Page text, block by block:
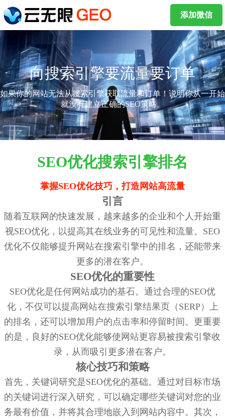
添加微信
向搜索引擎要流量要订单
如果你的网站无法从搜索引擎获取流量和订单！说明你从一开始
就没有建立正确的SEO策略。
SEO优化搜索引擎排名
掌握SEO优化技巧，打造网站高流量
引言
随着互联网的快速发展，越来越多的企业和个人开始重
视SEO优化，以提高其在线业务的可见性和流量。SEO
优化不仅能够提升网站在搜索引擎中的排名，还能带来
更多的潜在客户。
SEO优化的重要性
SEO优化是任何网站成功的基石。通过合理的SEO优
化，不仅可以提高网站在搜索引擎结果页（SERP）上
的排名，还可以增加用户的点击率和停留时间。更重要
的是，良好的SEO优化能够使网站更容易被搜索引擎收
录，从而吸引更多潜在客户。
核心技巧和策略
首先，关键词研究是SEO优化的基础。通过对目标市场
的关键词进行深入研究，可以确定哪些关键词对您的业
务最有价值，并将其合理地嵌入到网站内容中。其次，